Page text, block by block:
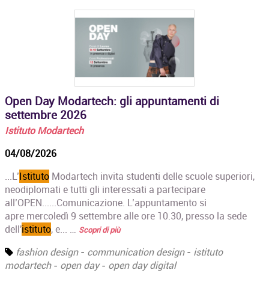
Open Day Modartech: gli appuntamenti di
settembre 2026
Istituto Modartech
04/08/2026
...L’Istituto Modartech invita studenti delle scuole superiori,
neodiplomati e tutti gli interessati a partecipare
all’OPEN......Comunicazione. L’appuntamento si
apre mercoledì 9 settembre alle ore 10.30, presso la sede
dell'istituto, e... … Scopri di più
fashion design- communication design- istituto
modartech- open day- open day digital